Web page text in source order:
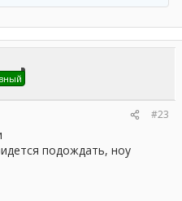
#23
подождать, ноу